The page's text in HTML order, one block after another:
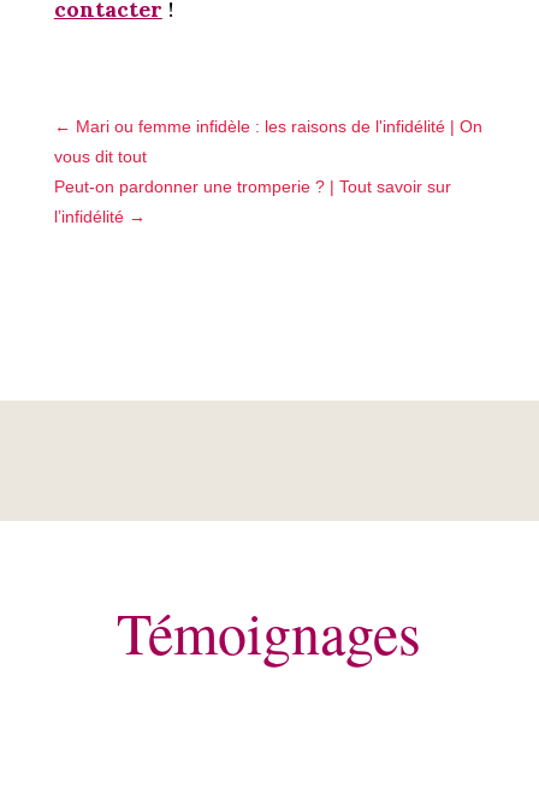
contacter !
← Mari ou femme infidèle : les raisons de l'infidélité | On
vous dit tout
Peut-on pardonner une tromperie ? | Tout savoir sur
l’infidélité→
Témoignages